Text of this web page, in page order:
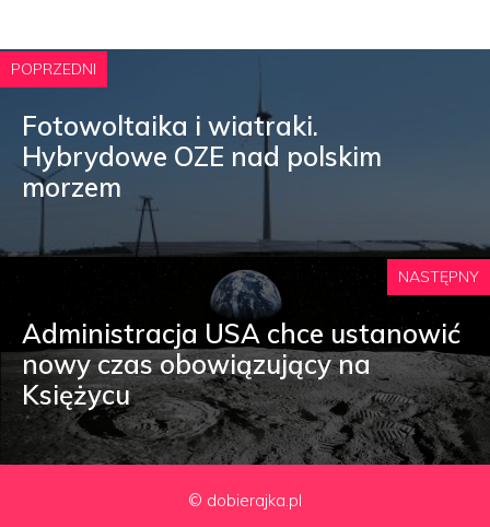
POPRZEDNI
Fotowoltaika i wiatraki.
Hybrydowe OZE nad polskim
morzem
NASTĘPNY
Administracja USA chce ustanowić
nowy czas obowiązujący na
Księżycu
© dobierajka.pl